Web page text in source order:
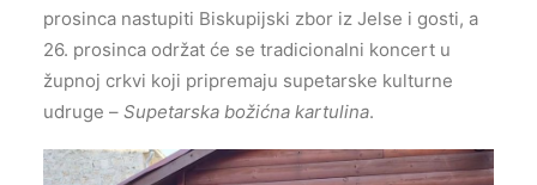
prosinca nastupiti Biskupijski zbor iz Jelse i gosti, a
26. prosinca održat će se tradicionalni koncert u
župnoj crkvi koji pripremaju supetarske kulturne
udruge – Supetarska božićna kartulina.